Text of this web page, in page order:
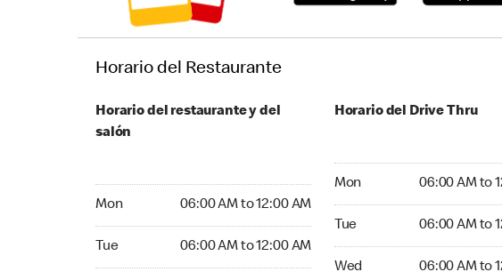
Horario del Restaurante
Horario del restaurante y del
salón
Mon 06:00 AM to 12:00 AM
Tue 06:00 AM to 12:00 AM
Horario del Drive Thru
Mon 06:00 AM to
Tue 06:00 AM to
Wed 06:00 AM to